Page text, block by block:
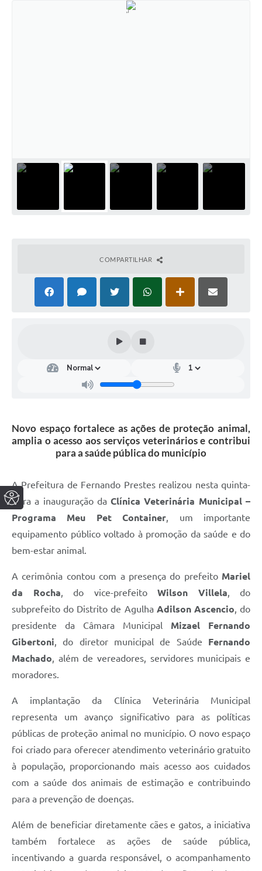
COMPARTILHAR
Novo espaço fortalece as ações de proteção animal,
amplia o acesso aos serviços veterinários e contribui
para a saúde pública do município
A Prefeitura de Fernando Prestes realizou nesta quinta-
feira a inauguração daClínica Veterinária Municipal –
Programa Meu Pet Container , um importante
equipamento público voltado à promoção da saúde e do
bem-estar animal.
A cerimônia contou com a presença do prefeito Mariel
da Rocha , do vice-prefeito Wilson Villela , do
subprefeito do Distrito de Agulha Adilson Ascencio , do
presidente da Câmara Municipal Mizael Fernando
Gibertoni , do diretor municipal de Saúde Fernando
Machado , além de vereadores, servidores municipais e
moradores.
A implantação da Clínica Veterinária Municipal
representa um avanço significativo para as políticas
públicas de proteção animal no município. O novo espaço
foi criado para oferecer atendimento veterinário gratuito
à população, proporcionando mais acesso aos cuidados
com a saúde dos animais de estimação e contribuindo
para a prevenção de doenças.
Além de beneficiar diretamente cães e gatos, a iniciativa
também fortalece as ações de saúde pública,
incentivando a guarda responsável, o acompanhamento